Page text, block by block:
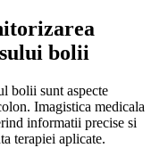
bolii
bolii sunt aspecte
Imagistica medicala
informatii precise si
terapiei aplicate.